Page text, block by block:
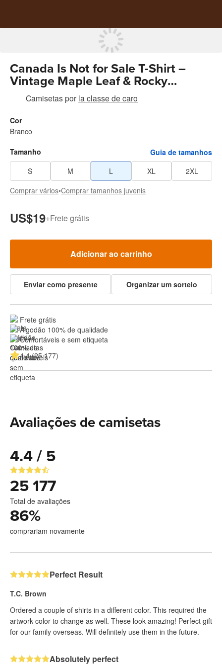
Canada Is Not for Sale T-Shirt –
Vintage Maple Leaf & Rocky
Mountains
Camisetaspor la classe de caro
Cor
Branco
Tamanho
Guia de tamanhos
S
M L XL
2XL
Comprar vários•Comprar tamanhos juvenis
US$19+Frete grátis
Adicionar ao carrinho
Enviar como presente Organizar um sorteio
Frete grátis
Algodão 100% de qualidade
Confortáveis e sem etiqueta
4.4 (25 177)
Avaliações de camisetas
4.4 / 5
25 177
Total de avaliações
86%
comprariam novamente
Perfect Result
T.C. Brown
Ordered a couple of shirts in a different color. This required the
artwork color to change as well. These look amazing! Perfect gift
for our family overseas. Will definitely use them in the future.
Absolutely perfect